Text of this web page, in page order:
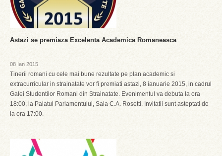
Astazi se premiaza Excelenta Academica Romaneasca
08 Ian 2015
Tinerii romani cu cele mai bune rezultate pe plan academic si
extracurricular in strainatate vor fi premiati astazi, 8 ianuarie 2015, in cadrul
Galei Studentilor Romani din Strainatate. Evenimentul va debuta la ora
18:00, la Palatul Parlamentului, Sala C.A. Rosetti. Invitatii sunt asteptati de
la ora 17:00.